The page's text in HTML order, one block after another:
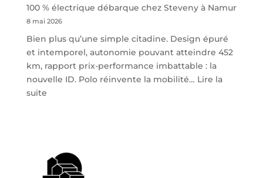
100 % électrique débarque chez Steveny à Namur
8 mai 2026
Bien plus qu’une simple citadine. Design épuré
et intemporel, autonomie pouvant atteindre 452
km, rapport prix-performance imbattable : la
nouvelle ID. Polo réinvente la mobilité… Lire la
suite:
la
nouvelle